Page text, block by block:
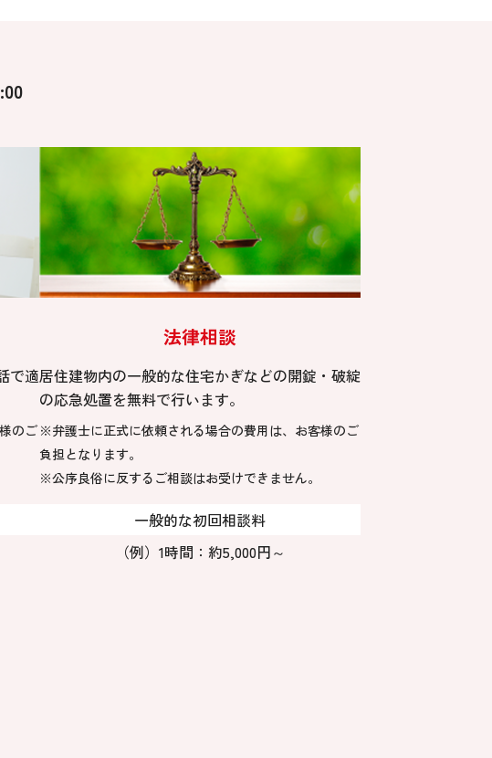
で適
のご
法律相談
居住建物内の一般的な住宅かぎなどの開錠・破綻
の応急処置を無料で行います。
※弁護士に正式に依頼される場合の費用は、お客様のご
負担となります。
※公序良俗に反するご相談はお受けできません。
一般的な初回相談料
（例）1時間：約5,000円～